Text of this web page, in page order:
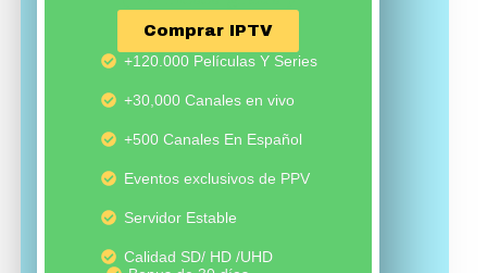
Comprar IPTV
+120.000 Películas Y Series
+30,000 Canales en vivo
+500 Canales En Español
Eventos exclusivos de PPV
Servidor Estable
Calidad SD/ HD /UHD